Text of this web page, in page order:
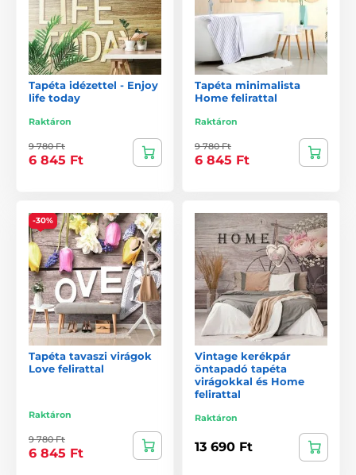
Tapéta idézettel - Enjoy
life today
Raktáron
9 780 Ft
6 845 Ft
Tapéta minimalista
Home felirattal
Raktáron
9 780 Ft
6 845 Ft
-30%
Tapéta tavaszi virágok
Love felirattal
Raktáron
9 780 Ft
6 845 Ft
Vintage kerékpár
öntapadó tapéta
virágokkal és Home
felirattal
Raktáron
13 690 Ft